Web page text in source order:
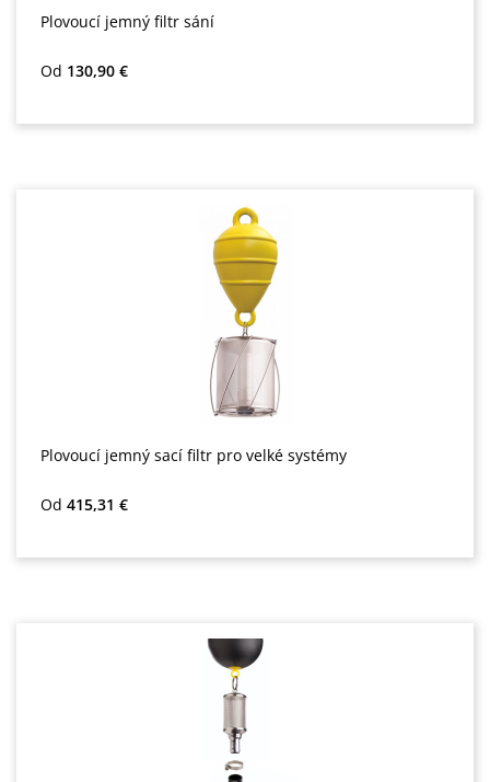
Plovoucí jemný filtr sání
Běžná cena:
Od 130,90 €
Plovoucí jemný sací filtr pro velké systémy
Běžná cena:
Od 415,31 €